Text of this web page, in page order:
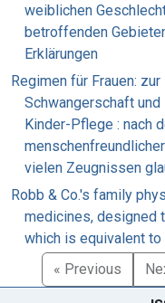
weiblichen
betroffenden
Erklärungen
Regimen für Frauen:
Schwangerschaft und
Kinder-Pflege : nach
vielen Zeugnissen
Robb & Co.'s family
medicines, designed
which is equivalent
« Previous